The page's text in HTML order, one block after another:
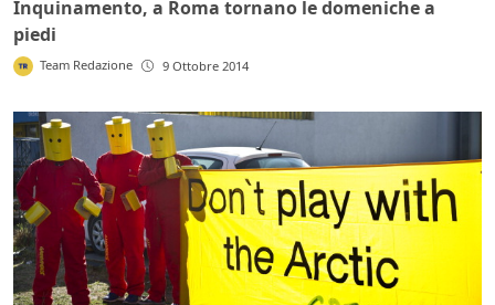
Inquinamento, a Roma tornano le domeniche a
piedi
Team Redazione 9 Ottobre 2014